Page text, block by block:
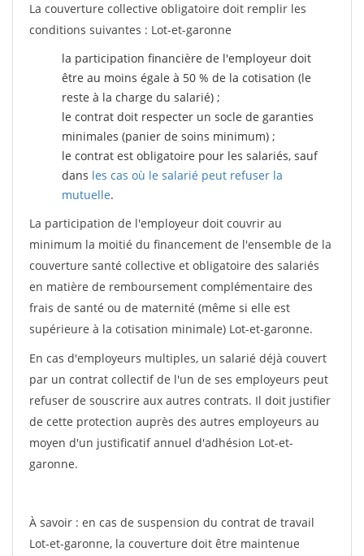
La couverture collective obligatoire doit remplir les
conditions suivantes : Lot-et-garonne
la participation financière de l'employeur doit
être au moins égale à 50 % de la cotisation (le
reste à la charge du salarié) ;
le contrat doit respecter un socle de garanties
minimales (panier de soins minimum) ;
le contrat est obligatoire pour les salariés, sauf
dans les cas où le salarié peut refuser la
mutuelle.
La participation de l'employeur doit couvrir au
minimum la moitié du financement de l'ensemble de la
couverture santé collective et obligatoire des salariés
en matière de remboursement complémentaire des
frais de santé ou de maternité (même si elle est
supérieure à la cotisation minimale) Lot-et-garonne.
En cas d'employeurs multiples, un salarié déjà couvert
par un contrat collectif de l'un de ses employeurs peut
refuser de souscrire aux autres contrats. Il doit justifier
de cette protection auprès des autres employeurs au
moyen d'un justificatif annuel d'adhésion Lot-et-
garonne.
À savoir : en cas de suspension du contrat de travail
Lot-et-garonne, la couverture doit être maintenue